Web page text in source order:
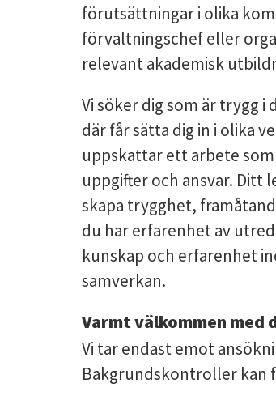
förutsättningar i olika
förvaltningschef eller
relevant akademisk
Vi söker dig som är trygg
där får sätta dig in i olika
uppskattar ett arbete
uppgifter och ansvar. Ditt
skapa trygghet,
du har erfarenhet av
kunskap och erfarenhet
samverkan.
Varmt välkommen med
Vi tar endast emot
Bakgrundskontroller kan